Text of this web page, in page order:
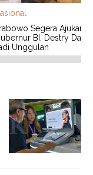
Segera Ajukan
BI, Destry
Unggulan